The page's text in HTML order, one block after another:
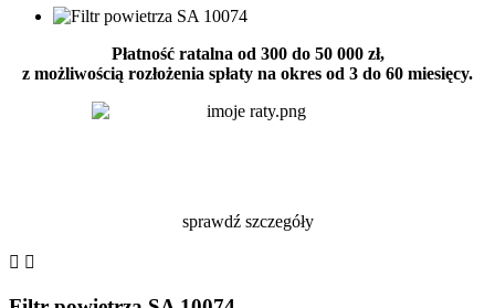
Płatność ratalna od 300 do 50 000 zł,
z możliwością rozłożenia spłaty na okres od 3 do 60 miesięcy.
sprawdź szczegóły
 